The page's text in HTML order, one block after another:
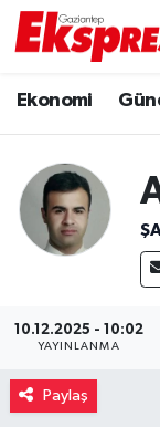
Ekonomi
10.12.2025 - 10:02
YAYINLANMA
Paylaş
Ekonomi
Gaziantep
Genel
Trafik
Puan
Tüm